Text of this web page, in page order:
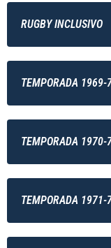
RUGBY INCLUSIVO
TEMPORADA 1969-
TEMPORADA 1970-
TEMPORADA 1971-